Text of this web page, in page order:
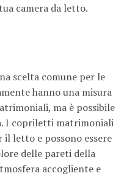
camera da letto.
scelta comune per le
hanno una misura
ma è possibile
I copriletti matrimoniali
letto e possono essere
delle pareti della
accogliente e